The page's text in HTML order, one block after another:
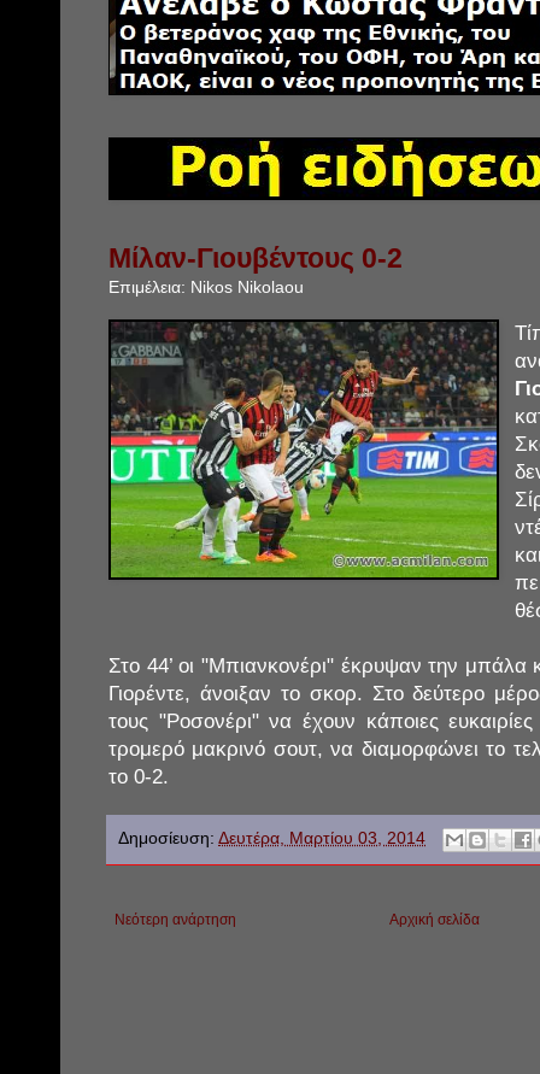
Μίλαν-Γιουβέντους 0-2
Επιμέλεια: Nikos Nikolaou
Στο 44’ οι "Μπιανκονέρι" έκρυψαν την μπάλα
Γιορέντε, άνοιξαν το σκορ. Στο δεύτερο
τους "Ροσονέρι" να έχουν κάποιες
τρομερό μακρινό σουτ, να διαμορφώνει το
το 0-2.
Δημοσίευση: Δευτέρα, Μαρτίου 03, 2014
Νεότερη ανάρτηση Αρχική σελίδα